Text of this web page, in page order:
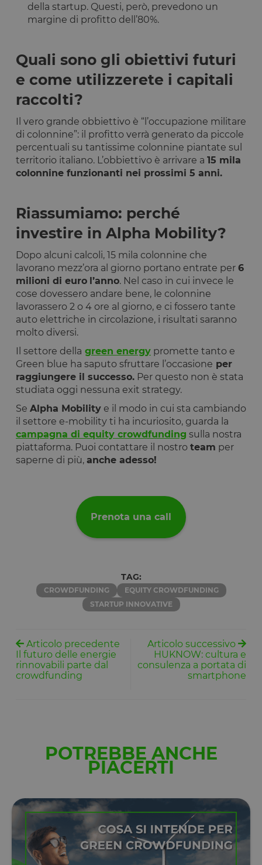
della startup. Questi, però, prevedono un
margine di profitto dell’80%.
Quali sono gli obiettivi futuri
e come utilizzerete i capitali
raccolti?
Il vero grande obbiettivo è “l’occupazione militare
di colonnine”: il profitto verrà generato da piccole
percentuali su tantissime colonnine piantate sul
territorio italiano. L’obbiettivo è arrivare a 15 mila
colonnine funzionanti nei prossimi 5 anni.
Riassumiamo: perché
investire in Alpha Mobility?
Dopo alcuni calcoli, 15 mila colonnine che
lavorano mezz’ora al giorno portano entrate per 6
milioni di euro l’anno. Nel caso in cui invece le
cose dovessero andare bene, le colonnine
lavorassero 2 o 4 ore al giorno, e ci fossero tante
auto elettriche in circolazione, i risultati saranno
molto diversi.
Il settore della green energy promette tanto e
Green blue ha saputo sfruttare l’occasione per
raggiungere il successo. Per questo non è stata
studiata oggi nessuna exit strategy.
Se Alpha Mobility e il modo in cui sta cambiando
il settore e-mobility ti ha incuriosito, guarda la
campagna di equity crowdfunding sulla nostra
piattaforma. Puoi contattare il nostro team per
saperne di più, anche adesso!
Prenota una call
TAG:
CROWDFUNDING
EQUITY CROWDFUNDING
STARTUP INNOVATIVE
Articolo precedente
Il futuro delle energie
rinnovabili parte dal
crowdfunding
Articolo successivo
HUKNOW: cultura e
consulenza a portata di
smartphone
POTREBBE ANCHE
PIACERTI